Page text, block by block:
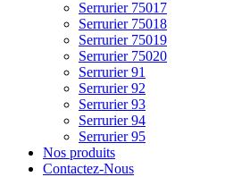
Serrurier 75017
Serrurier 75018
Serrurier 75019
Serrurier 75020
Serrurier 91
Serrurier 92
Serrurier 93
Serrurier 94
Serrurier 95
Nos produits
Contactez-Nous